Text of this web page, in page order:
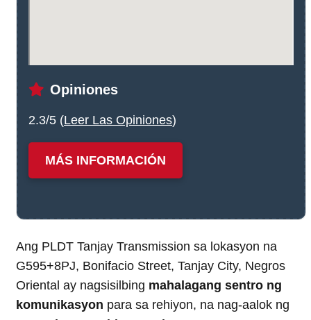
Opiniones
2.3/5 (Leer Las Opiniones)
MÁS INFORMACIÓN
Ang PLDT Tanjay Transmission sa lokasyon na
G595+8PJ, Bonifacio Street, Tanjay City, Negros
Oriental ay nagsisilbing mahalagang sentro ng
komunikasyon para sa rehiyon, na nag-aalok ng